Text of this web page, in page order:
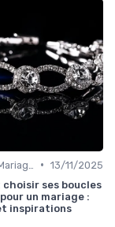
• 13/11/2025
choisir ses boucles
un mariage :
inspirations